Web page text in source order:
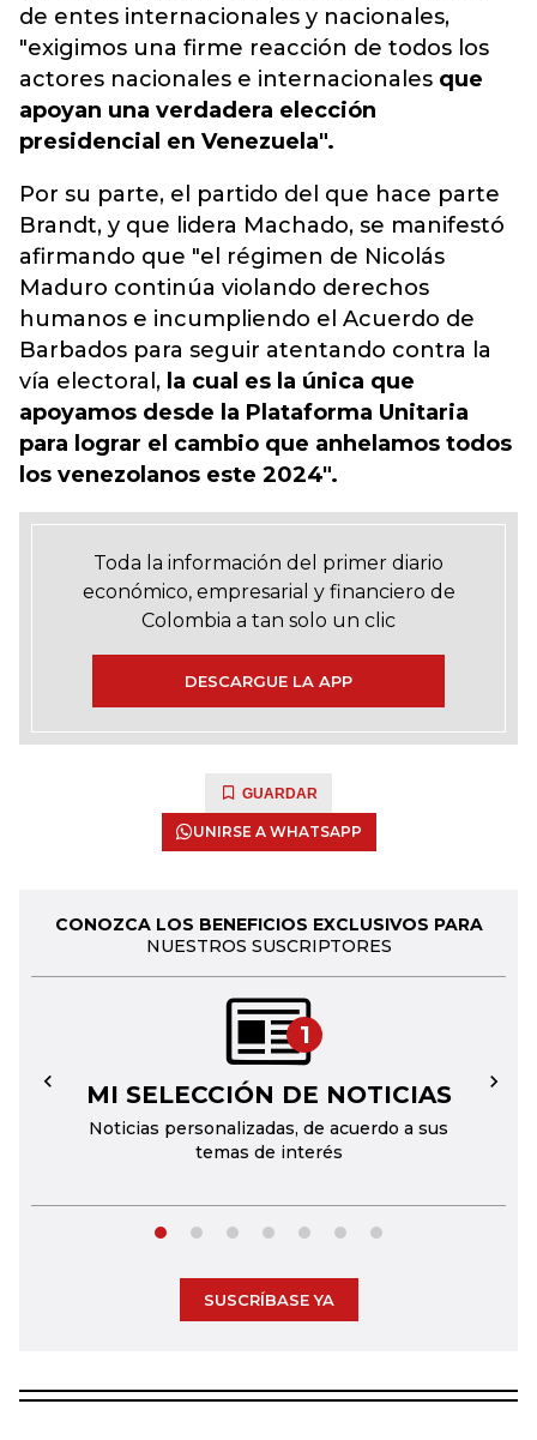
de entes internacionales y nacionales,
"exigimos una firme reacción de todos los
actores nacionales e internacionales que
apoyan una verdadera elección
presidencial en Venezuela".
Por su parte, el partido del que hace parte
Brandt, y que lidera Machado, se manifestó
afirmando que "el régimen de Nicolás
Maduro continúa violando derechos
humanos e incumpliendo el Acuerdo de
Barbados para seguir atentando contra la
vía electoral, la cual es la única que
apoyamos desde la Plataforma Unitaria
para lograr el cambio que anhelamos todos
los venezolanos este 2024".
Toda la información del primer diario
económico, empresarial y financiero de
Colombia a tan solo un clic
DESCARGUE LA APP
GUARDAR
UNIRSE A WHATSAPP
CONOZCA LOS BENEFICIOS EXCLUSIVOS PARA
NUESTROS SUSCRIPTORES
1
MI SELECCIÓN DE NOTICIAS
Noticias personalizadas, de acuerdo a sus
temas de interés
← →
SUSCRÍBASE YA